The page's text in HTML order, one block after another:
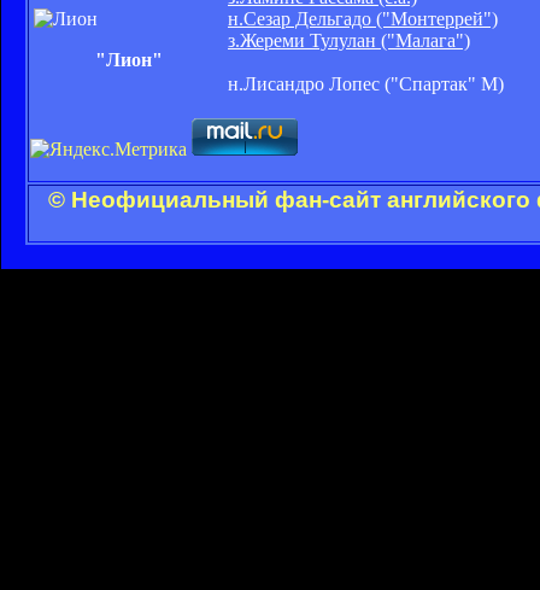
"Лион"
н.Сезар Дельгадо ("Монтеррей")
з.Жереми Тулулан ("Малага")
н.Лисандро Лопес ("Спартак" М)
© Неофициальный фан-сайт английского